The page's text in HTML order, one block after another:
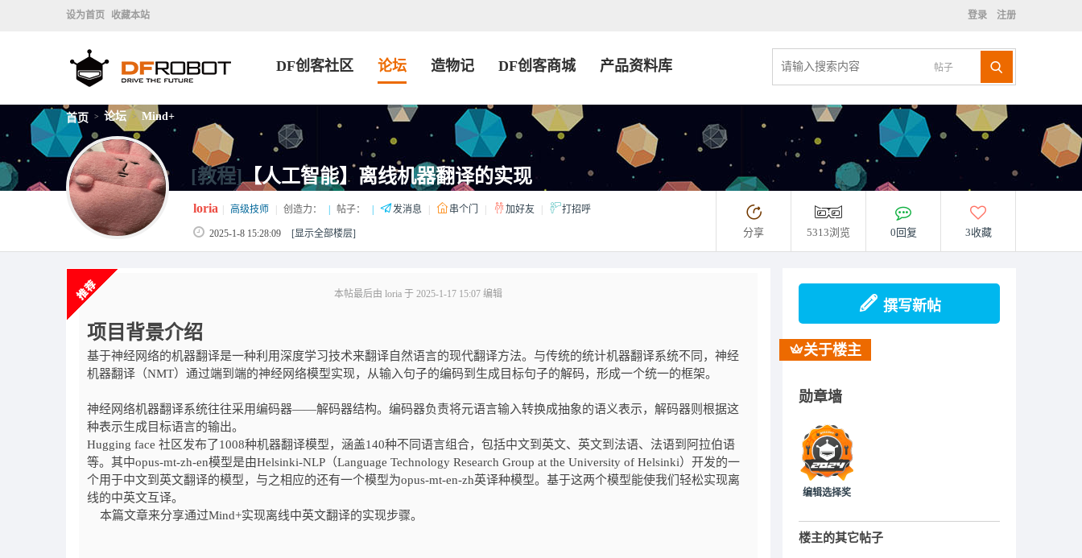
设为首页 收藏本站 登录 注册
帖子
DF创客社区 论坛 造物记 DF创客商城 产品资料库
首页 > 论坛 > Mind+
[教程]【人工智能】离线机器翻译的实现
loria 高级技师 创造力： 帖子： 发消息 串个门 加好友 打招呼
2025-1-8 15:28:09 [显示全部楼层] 分享 5313浏览 0回复 3收藏
本帖最后由 loria 于 2025-1-17 15:07 编辑
项目背景介绍
基于神经网络的机器翻译是一种利用深度学习技术来翻译自然语言的现代翻译方法。与传统的统计机器翻译系统不同，神经
机器翻译（NMT）通过端到端的神经网络模型实现，从输入句子的编码到生成目标句子的解码，形成一个统一的框架。
神经网络机器翻译系统往往采用编码器——解码器结构。编码器负责将元语言输入转换成抽象的语义表示，解码器则根据这
种表示生成目标语言的输出。
Hugging face 社区发布了1008种机器翻译模型，涵盖140种不同语言组合，包括中文到英文、英文到法语、法语到阿拉伯语
等。其中opus-mt-zh-en模型是由Helsinki-NLP（Language Technology Research Group at the University of Helsinki）开发的一
个用于中文到英文翻译的模型，与之相应的还有一个模型为opus-mt-en-zh英译种模型。基于这两个模型能使我们轻松实现离
线的中英文互译。
本篇文章来分享通过Mind+实现离线中英文翻译的实现步骤。
撰写新帖
关于楼主
勋章墙
编辑选择奖
楼主的其它帖子